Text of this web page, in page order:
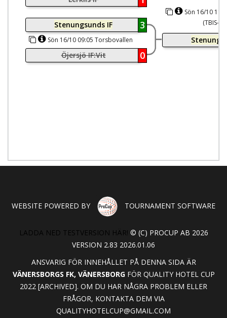
Stenungsunds IF 3
Sön 16/10 09:05 Torsbovallen
(TBIS-plan)
Öjersjö IF:Vit 0
Sön 16/10
(TBIS-
WEBSITE POWERED BY TOURNAMENT SOFTWARE
LADDA NED TESTVERSION HÄR! © (C) PROCUP AB 2026
VERSION 2.83 2026.01.06
ANSVARIG FÖR INNEHÅLLET PÅ DENNA SIDA ÄR
VÄNERSBORGS FK, VÄNERSBORGFÖR QUALITY HOTEL CUP
2022 [ARCHIVED]. OM DU HAR NÅGRA PROBLEM ELLER
FRÅGOR, KONTAKTA DEM VIA
QUALITYHOTELCUP@GMAIL.COM